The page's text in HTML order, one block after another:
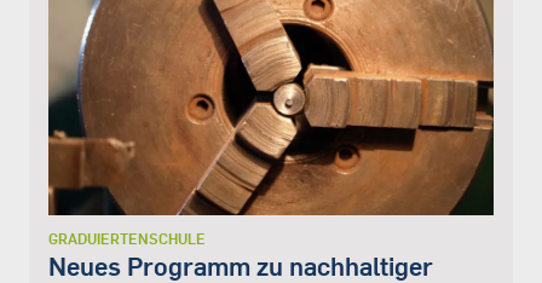
GRADUIERTENSCHULE
Neues Programm zu nachhaltiger